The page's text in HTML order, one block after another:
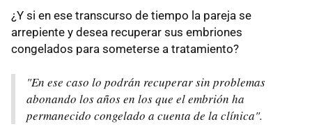
¿Y si en ese transcurso de tiempo la pareja se
arrepiente y desea recuperar sus embriones
congelados para someterse a tratamiento?
"En ese caso lo podrán recuperar sin problemas
abonando los años en los que el embrión ha
permanecido congelado a cuenta de la clínica".